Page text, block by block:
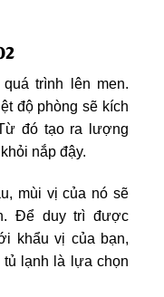
trình lên men.
độ phòng sẽ kích
đó tạo ra lượng
nắp đậy.
mùi vị của nó sẽ
Để duy trì được
khẩu vị của bạn,
lạnh là lựa chọn